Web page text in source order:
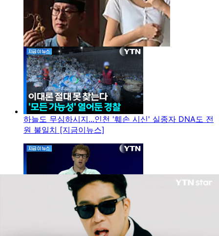
하늘도 무심하시지...인천 '훼손 시신' 실종자 DNA도 전
원 불일치 [지금이뉴스]
사정없는 칼바람 휘두르더니...저커버그 "AI 전환서 실
수" 고백 [지금이뉴스]